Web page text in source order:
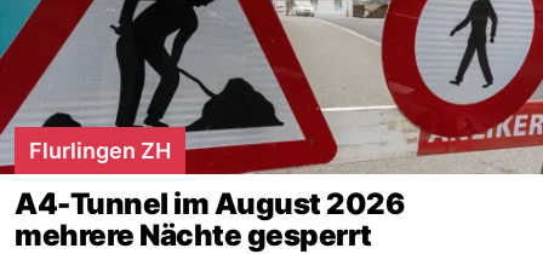
Flurlingen ZH
A4-Tunnel im August 2026
mehrere Nächte gesperrt